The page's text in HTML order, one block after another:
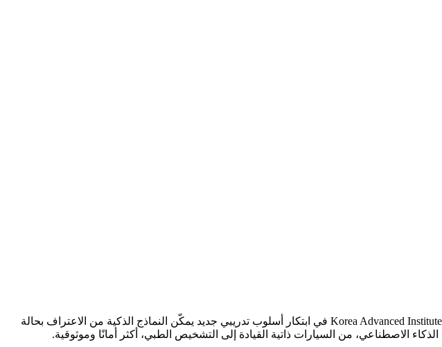
في خطوة قد تعيد تشكيل طريقة تطوير أنظمة الذكاء الاصطناعي، نجح باحثون من Korea Advanced Institute of Science and Technology في ابتكار أسلوب تدريبي جديد يمكّن النماذج الذكية من الاعتراف بحالة
الاصطناعي، من السيارات ذاتية القيادة إلى التشخيص الطبي، أكثر أمانًا وموثوقية.